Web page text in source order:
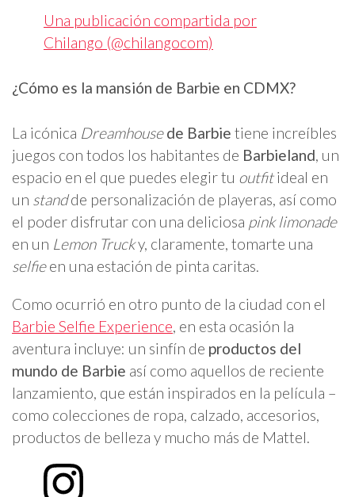
Una publicación compartida por
Chilango (@chilangocom)
¿Cómo es la mansión de Barbie en CDMX?
La icónica Dreamhousede Barbie tiene increíbles
juegos con todos los habitantes de Barbieland, un
espacio en el que puedes elegir tu outfitideal en
un standde personalización de playeras, así como
el poder disfrutar con una deliciosa pink limonade
en un Lemon Trucky, claramente, tomarte una
selfieen una estación de pinta caritas.
Como ocurrió en otro punto de la ciudad con el
Barbie Selfie Experience , en esta ocasión la
aventura incluye: un sinfín de productos del
mundo de Barbie así como aquellos de reciente
lanzamiento, que están inspirados en la película –
como colecciones de ropa, calzado, accesorios,
productos de belleza y mucho más de Mattel.